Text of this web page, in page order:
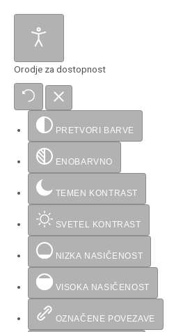
Orodje za dostopnost
PRETVORI BARVE
ENOBARVNO
TEMEN KONTRAST
SVETEL KONTRAST
NIZKA NASIČENOST
VISOKA NASIČENOST
OZNAČENE POVEZAVE